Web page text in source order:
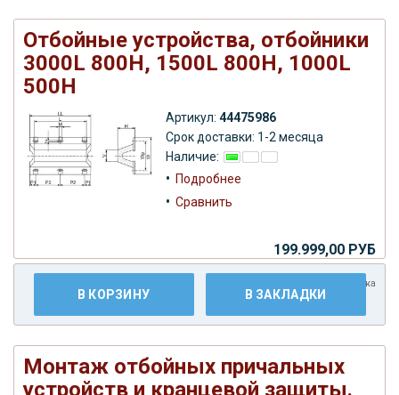
Отбойные устройства, отбойники
3000L 800H, 1500L 800H, 1000L
500H
Артикул: 44475986
Срок доставки: 1-2 месяца
Наличие:
• Подробнее
• Сравнить
199.999,00 РУБ
доставка
В КОРЗИНУ В ЗАКЛАДКИ
Монтаж отбойных причальных
устройств и кранцевой защиты.